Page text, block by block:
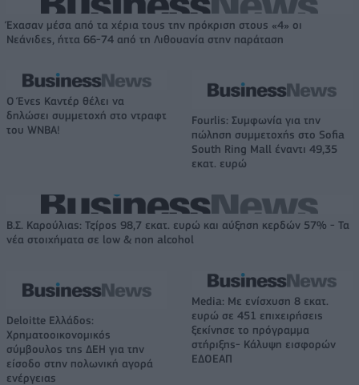
Έχασαν μέσα από τα χέρια τους την πρόκριση στους «4» οι
Νεάνιδες, ήττα 66-74 από τη Λιθουανία στην παράταση
Ο Ένες Καντέρ θέλει να
δηλώσει συμμετοχή στο ντραφτ
του WNBA!
Fourlis: Συμφωνία για την
πώληση συμμετοχής στο Sofia
South Ring Mall έναντι 49,35
εκατ. ευρώ
Β.Σ. Καρούλιας: Τζίρος 98,7 εκατ. ευρώ και αύξηση κερδών 57% - Τα
νέα στοιχήματα σε low & non alcohol
Deloitte Ελλάδος:
Χρηματοοικονομικός
σύμβουλος της ΔΕΗ για την
είσοδο στην πολωνική αγορά
ενέργειας
Media: Με ενίσχυση 8 εκατ.
ευρώ σε 451 επιχειρήσεις
ξεκίνησε το πρόγραμμα
στήριξης- Κάλυψη εισφορών
ΕΔΟΕΑΠ